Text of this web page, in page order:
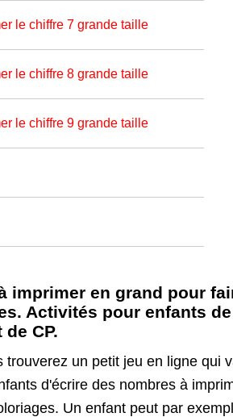
le chiffre 7 grande taille
le chiffre 8 grande taille
le chiffre 9 grande taille
imprimer en grand pour
Activités pour enfants de
CP.
trouverez un petit jeu en ligne qui
d'écrire des nombres à
Un enfant peut par